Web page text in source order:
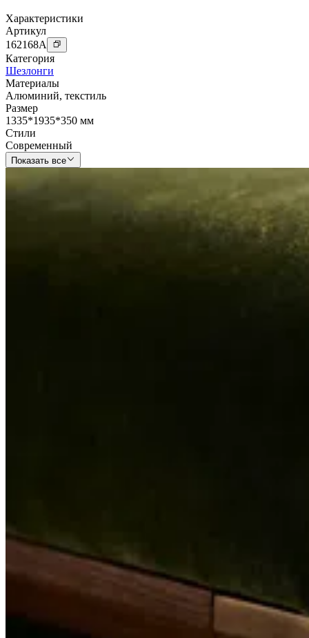
Характеристики
Артикул
162168A
Категория
Шезлонги
Материалы
Алюминий, текстиль
Размер
1335*1935*350 мм
Стили
Современный
Показать все